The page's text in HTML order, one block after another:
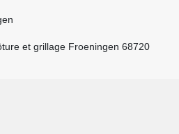
et grillage Froeningen 68720